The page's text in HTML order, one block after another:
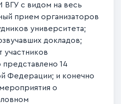
с видом на весь
прием организаторов
университета;
докладов;
участников
14
Федерации; и конечно
о